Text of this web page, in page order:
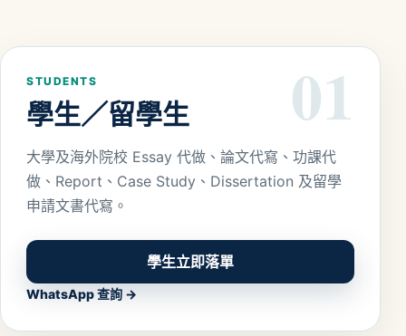
01
STUDENTS
學生／留學生
大學及海外院校 Essay 代做、論文代寫、功課代
做、Report、Case Study、Dissertation 及留學
申請文書代寫。
學生立即落單
WhatsApp 查詢 →